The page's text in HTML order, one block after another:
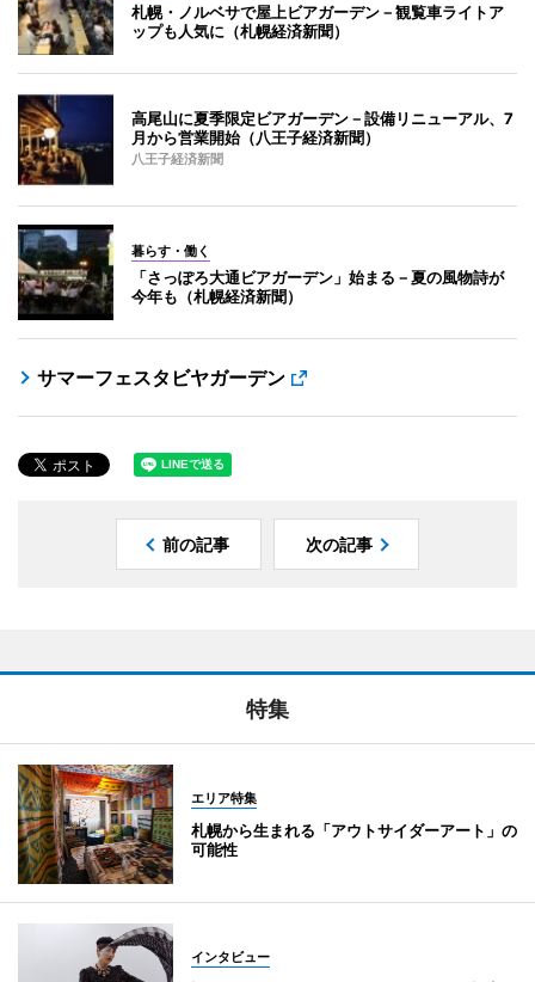
札幌・ノルベサで屋上ビアガーデン－観覧車ライトア
ップも人気に（札幌経済新聞）
高尾山に夏季限定ビアガーデン－設備リニューアル、7
月から営業開始（八王子経済新聞）
八王子経済新聞
暮らす・働く
「さっぽろ大通ビアガーデン」始まる－夏の風物詩が
今年も（札幌経済新聞）
サマーフェスタビヤガーデン
前の記事 次の記事
特集
エリア特集
札幌から生まれる「アウトサイダーアート」の
可能性
インタビュー